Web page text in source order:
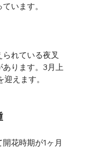
ています。
れている夜叉
ります。3月上
迎えます。
花時期が1ヶ月